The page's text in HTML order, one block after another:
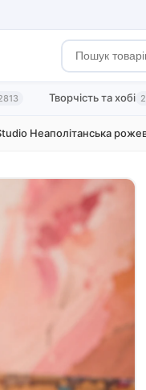
Творчість та хобі
Неаполітанська